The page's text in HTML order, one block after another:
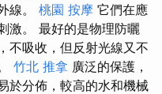
線。 桃園 按摩 它們在應
激。 最好的是物理防曬
不吸收，但反射光線又不
竹北 推拿 廣泛的保護，
於分佈，較高的水和機械